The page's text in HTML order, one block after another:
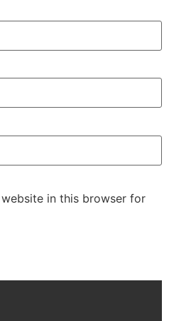
in this browser for